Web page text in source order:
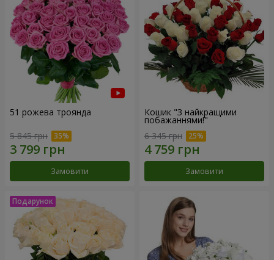
51 рожева троянда
5 845 грн
Замовити
Кошик "З найкращими
побажаннями!"
6 345 грн
Замовити